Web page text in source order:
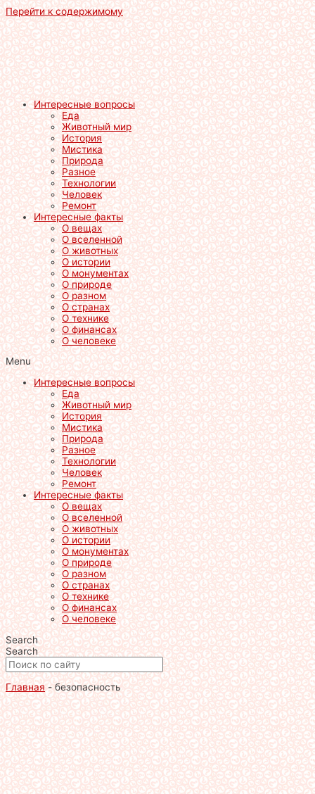
Перейти к содержимому
Интересные вопросы
Еда
Животный мир
История
Мистика
Природа
Разное
Технологии
Человек
Ремонт
Интересные факты
О вещах
О вселенной
О животных
О истории
О монументах
О природе
О разном
О странах
О технике
О финансах
О человеке
Menu
Интересные вопросы
Еда
Животный мир
История
Мистика
Природа
Разное
Технологии
Человек
Ремонт
Интересные факты
О вещах
О вселенной
О животных
О истории
О монументах
О природе
О разном
О странах
О технике
О финансах
О человеке
Search
Search
Главная-безопасность